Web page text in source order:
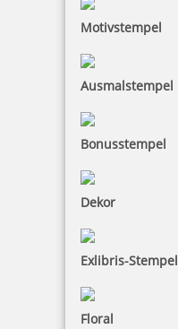
Motivstempel
Ausmalstempel
Bonusstempel
Dekor
Exlibris-Stempel
Floral